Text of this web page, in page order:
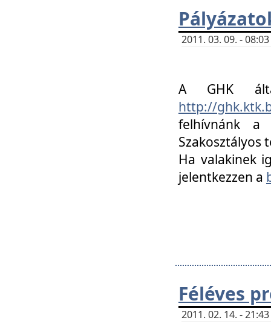
2011. 03. 09. -
A GHK
http://
felhívnánk a
Szakosztályos
Ha valakinek
jelentkezzen a
Féléves
2011. 02. 14. -